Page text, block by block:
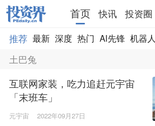
首页 快讯 投资圈
推荐 最新 深度 热门 AI先锋 机器人
土巴兔
互联网家装，吃力追赶元宇宙
「末班车」
元宇宙 2022年09月27日